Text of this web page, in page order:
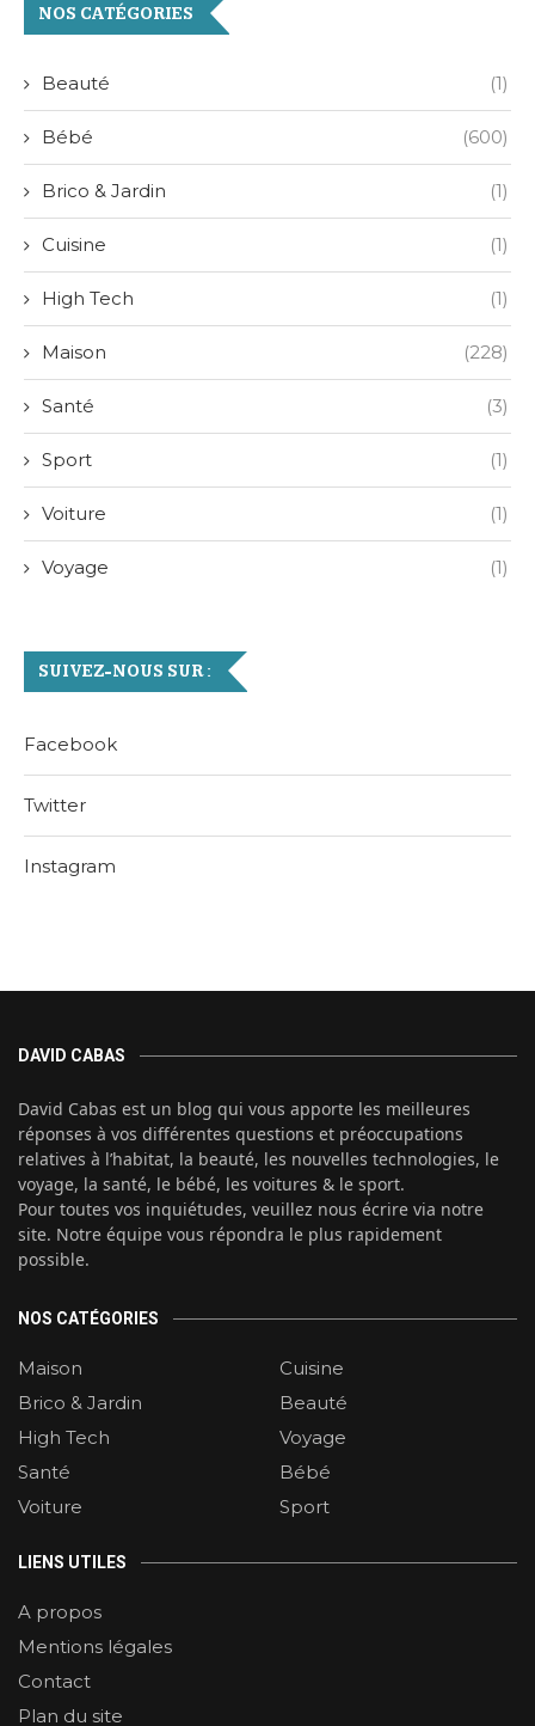
NOS CATÉGORIES
Beauté (1)
Bébé (600)
Brico & Jardin (1)
Cuisine (1)
High Tech (1)
Maison (228)
Santé (3)
Sport (1)
Voiture (1)
Voyage (1)
SUIVEZ-NOUS SUR :
Facebook
Twitter
Instagram
DAVID CABAS
David Cabas est un blog qui vous apporte les meilleures
réponses à vos différentes questions et préoccupations
relatives à l’habitat, la beauté, les nouvelles technologies, le
voyage, la santé, le bébé, les voitures & le sport.
Pour toutes vos inquiétudes, veuillez nous écrire via notre
site. Notre équipe vous répondra le plus rapidement
possible.
NOS CATÉGORIES
Maison
Cuisine
Brico & Jardin
Beauté
High Tech
Voyage
Santé
Bébé
Voiture
Sport
LIENS UTILES
A propos
Mentions légales
Contact
Plan du site